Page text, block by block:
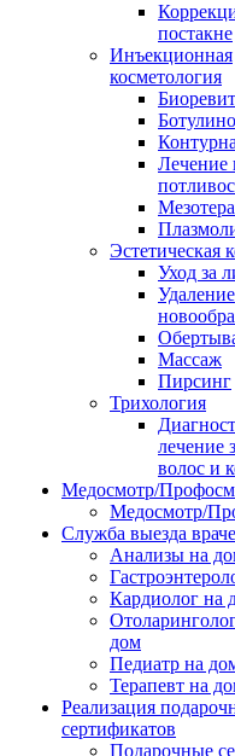
постакне
Инъекционная
косметология
Эстетическая
Уход за
Удаление
Массаж
Пирсинг
Трихология
лечение
волос и
Медосмотр/
Медосмотр/
Служба выезда
Анализы на
Кардиолог на
дом
Педиатр на
Терапевт на
Реализация
сертификатов
Подарочные